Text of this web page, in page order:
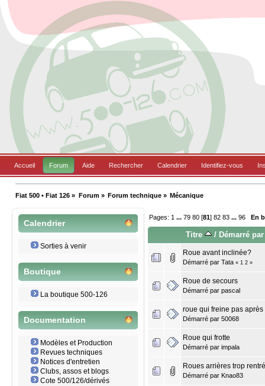
Accueil Forum Aide Rechercher Calendrier Identifiez-vous
Fiat 500 • Fiat 126 » Forum» Forum technique» Mécanique
Calendrier
Sorties à venir
Boutique
La boutique 500-126
Documentation
Modèles et Production
Revues techniques
Notices d'entretien
Clubs, assos et blogs
Cote 500/126/dérivés
Pages: 1 ...79 80 [81]82 83 ...96 En
Titre / Démarré par
Roue avant inclinée?
Démarré par Tata « 1 2 »
Roue de secours
Démarré par pascal
roue qui freine pas après
Démarré par 50068
Roue qui frotte
Démarré par impala
Roues arrières trop
Démarré par Knao83